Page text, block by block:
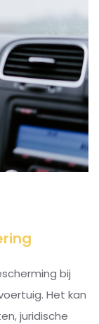
bij
Het kan
juridische